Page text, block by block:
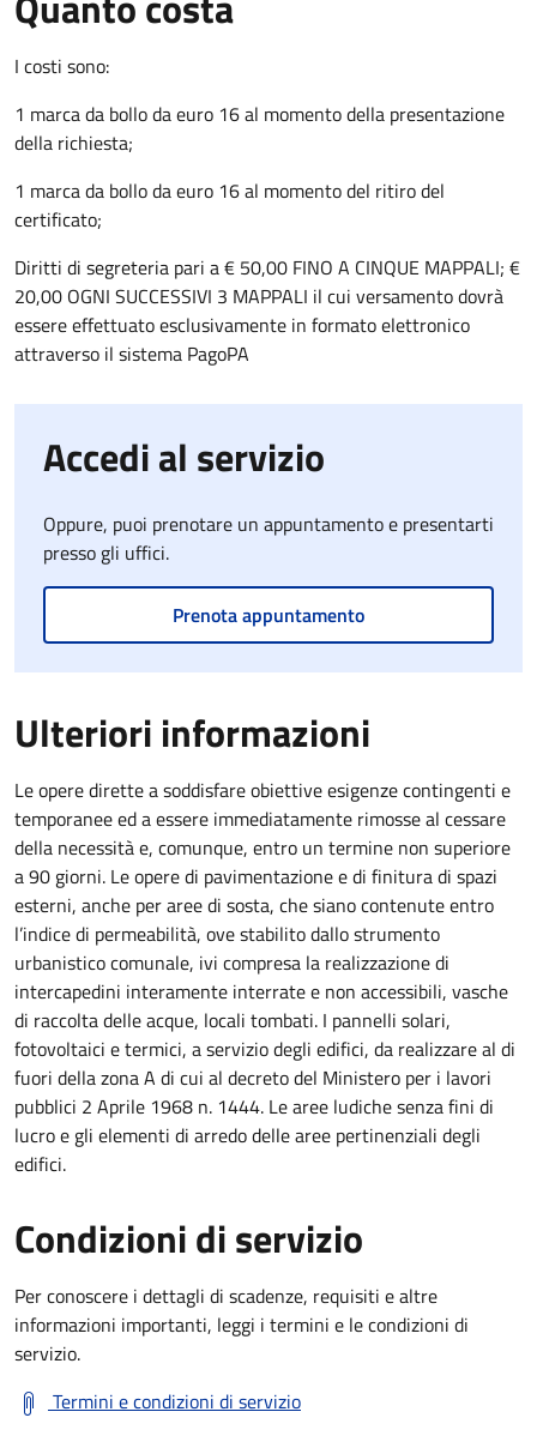
I costi sono:
1 marca da bollo da euro 16 al momento della presentazione
della richiesta;
1 marca da bollo da euro 16 al momento del ritiro del
certificato;
Diritti di segreteria pari a € 50,00 FINO A CINQUE MAPPALI; €
20,00 OGNI SUCCESSIVI 3 MAPPALI il cui versamento dovrà
essere effettuato esclusivamente in formato elettronico
attraverso il sistema PagoPA
Accedi al servizio
Oppure, puoi prenotare un appuntamento e presentarti
presso gli uffici.
Prenota appuntamento
Ulteriori informazioni
Le opere dirette a soddisfare obiettive esigenze contingenti e
temporanee ed a essere immediatamente rimosse al cessare
della necessità e, comunque, entro un termine non superiore
a 90 giorni. Le opere di pavimentazione e di finitura di spazi
esterni, anche per aree di sosta, che siano contenute entro
l’indice di permeabilità, ove stabilito dallo strumento
urbanistico comunale, ivi compresa la realizzazione di
intercapedini interamente interrate e non accessibili, vasche
di raccolta delle acque, locali tombati. I pannelli solari,
fotovoltaici e termici, a servizio degli edifici, da realizzare al di
fuori della zona A di cui al decreto del Ministero per i lavori
pubblici 2 Aprile 1968 n. 1444. Le aree ludiche senza fini di
lucro e gli elementi di arredo delle aree pertinenziali degli
edifici.
Condizioni di servizio
Per conoscere i dettagli di scadenze, requisiti e altre
informazioni importanti, leggi i termini e le condizioni di
servizio.
Termini e condizioni di servizio